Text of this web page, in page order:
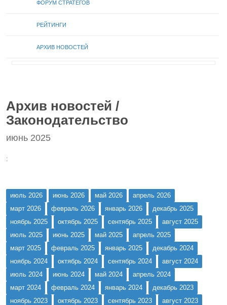
ФОРУМ СТРАТЕГОВ
РЕЙТИНГИ
АРХИВ НОВОСТЕЙ
Архив новостей /
Законодательство
июнь 2025
:
июль 2026 июнь 2026 май 2026
апрель 2026
март 2026
февраль 2026 январь 2026
декабрь 2025
ноябрь 2025
октябрь 2025 сентябрь 2025
август 2025
июль 2025
июнь 2025 май 2025
апрель 2025
март 2025
февраль 2025 январь 2025
декабрь 2024
ноябрь 2024
октябрь 2024 сентябрь 2024
август 2024
июль 2024
июнь 2024 май 2024
апрель 2024
март 2024
февраль 2024 январь 2024
декабрь 2023
ноябрь 2023
октябрь 2023 сентябрь 2023
август 2023